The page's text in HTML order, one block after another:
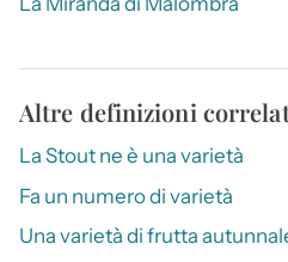
Altre definizioni
La Stout ne è una varietà
Fa un numero di varietà
Una varietà di frutta